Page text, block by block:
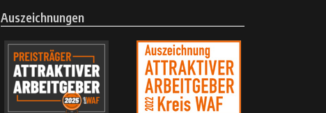
Auszeichnungen